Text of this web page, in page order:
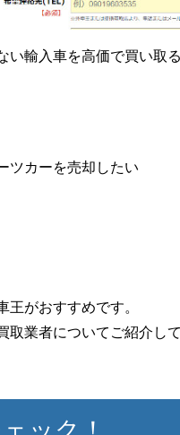
い輸入車を高価で買い取
ツカーを売却したい
がおすすめです。
業者についてご紹介して